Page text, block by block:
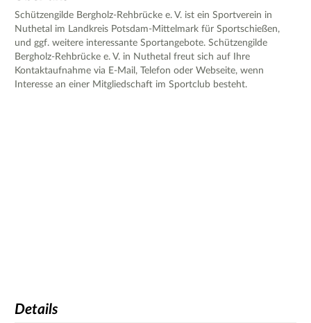
Schützengilde Bergholz-Rehbrücke e. V. ist ein Sportverein in
Nuthetal im Landkreis Potsdam-Mittelmark für Sportschießen,
und ggf. weitere interessante Sportangebote. Schützengilde
Bergholz-Rehbrücke e. V. in Nuthetal freut sich auf Ihre
Kontaktaufnahme via E-Mail, Telefon oder Webseite, wenn
Interesse an einer Mitgliedschaft im Sportclub besteht.
Details